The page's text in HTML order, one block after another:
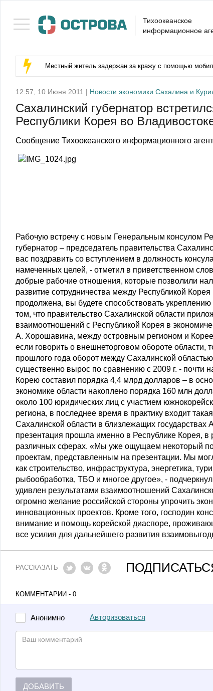
Тихоокеанское
информационное
Местный житель задержан за кражу с помощью
12:57, 10 Июня 2011 | Новости экономики Сахалина и
Сахалинский губернатор
Республики Корея во
Сообщение Тихоокеанского информационного
Рабочую встречу с новым Генеральным консулом
губернатор – председатель правительства
вас поздравить со вступлением в должность
намеченных целей, - отметил в приветственном
добрые рабочие отношения, которые позволили
развитие сотрудничества между Республикой
продолжена, вы будете способствовать
том, что правительство Сахалинской области
взаимоотношений с Республикой Корея в
А. Хорошавина, между островным регионом и
если говорить о внешнеторговом обороте области,
прошлого года оборот между Сахалинской
существенно вырос по сравнению с 2009 г. - почти
Корею составил порядка 4,4 млрд долларов – в
экономике области накоплено порядка 160 млн
около 100 юридических лиц с участием
региона, в последнее время в практику входит
Сахалинской области в близлежащих государствах
презентация прошла именно в Республике Корея,
различных сферах. «Мы уже ощущаем некоторый
проектам, представленным на презентации. Мы
как строительство, инфраструктура, энергетика,
рыбообработка, ТБО и многое другое», -
удивлен результатами взаимоотношений
огромно желание российской стороны упрочить
инновационных проектов. Кроме того, господин
внимание и помощь корейской диаспоре,
все усилия для дальнейшего развития
РАССКАЗАТЬ
КОММЕНТАРИИ - 0
Анонимно Авторизоваться
ДОБАВИТЬ